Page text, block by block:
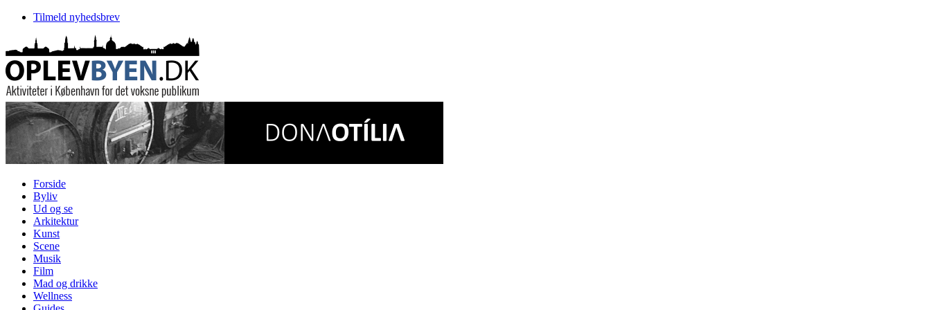
Tilmeld nyhedsbrev
Forside
Byliv
Ud og se
Arkitektur
Kunst
Scene
Musik
Film
Mad og drikke
Wellness